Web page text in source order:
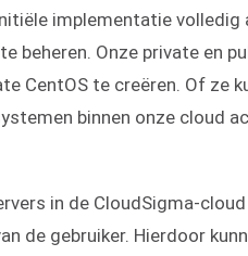
implementatie volledig
beheren. Onze private en
CentOS te creëren. Of ze
binnen onze cloud
in de CloudSigma-
de gebruiker. Hierdoor